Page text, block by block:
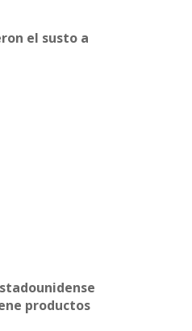
el susto a
productos